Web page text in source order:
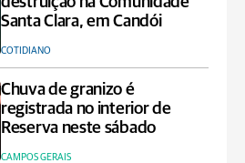
Santa Clara, em Candói
COTIDIANO
Chuva de granizo é
registrada no interior de
Reserva neste sábado
CAMPOS GERAIS